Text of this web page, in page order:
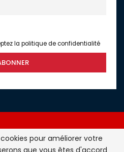
la politique de confidentialité
pour améliorer votre
que vous êtes d'accord